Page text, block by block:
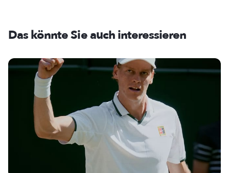
Das könnte Sie auch interessieren